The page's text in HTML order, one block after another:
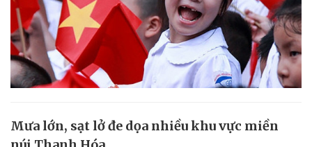
Mưa lớn, sạt lở đe dọa nhiều khu vực miền